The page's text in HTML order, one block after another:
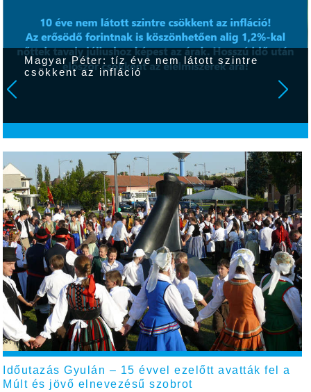
Magyar Péter: tíz éve nem látott szintre
csökkent az infláció
Időutazás Gyulán – 15 évvel ezelőtt avatták fel a
Múlt és jövő elnevezésű szobrot